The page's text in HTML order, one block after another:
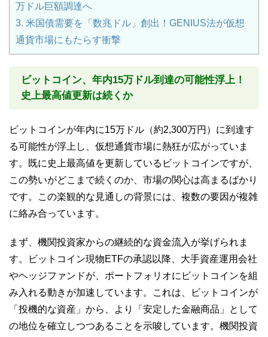
万ドル巨額調達へ
3. 米国債需要を「数兆ドル」創出！GENIUS法が仮想
通貨市場にもたらす衝撃
ビットコイン、年内15万ドル到達の可能性浮上！
史上最高値更新は続くか
ビットコインが年内に15万ドル（約2,300万円）に到達す
る可能性が浮上し、仮想通貨市場に熱狂が広がっていま
す。既に史上最高値を更新しているビットコインですが、
この勢いがどこまで続くのか、市場の関心は高まるばかり
です。この楽観的な見通しの背景には、複数の要因が複雑
に絡み合っています。
まず、機関投資家からの継続的な資金流入が挙げられま
す。ビットコイン現物ETFの承認以降、大手資産運用会社
やヘッジファンドが、ポートフォリオにビットコインを組
み入れる動きが加速しています。これは、ビットコインが
「投機的な資産」から、より「安定した金融商品」として
の地位を確立しつつあることを示唆しています。機関投資